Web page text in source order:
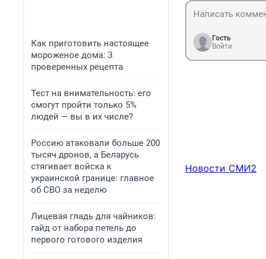
Как приготовить настоящее
мороженое дома: 3
проверенных рецепта
Тест на внимательность: его
смогут пройти только 5%
людей — вы в их числе?
Россию атаковали больше 200
тысяч дронов, а Беларусь
стягивает войска к
украинской границе: главное
об СВО за неделю
Лицевая гладь для чайников:
гайд от набора петель до
первого готового изделия
Гость
Войти
Новости СМИ2